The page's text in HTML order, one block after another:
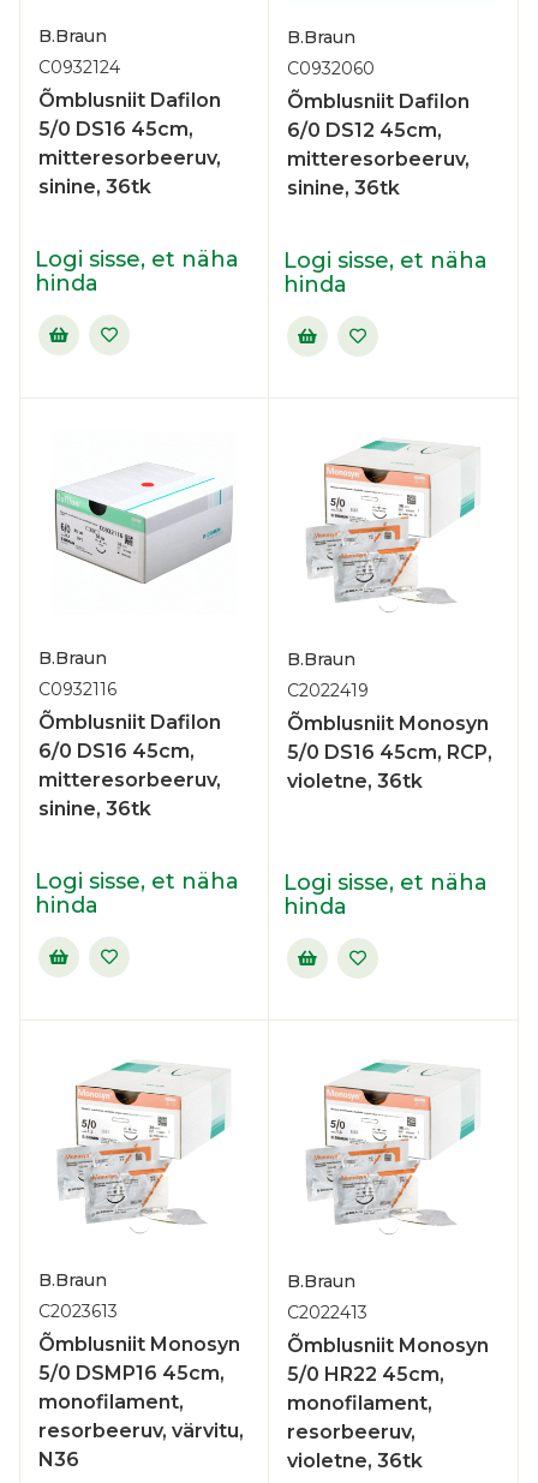
B.Braun
C0932124
Õmblusniit Dafilon
5/0 DS16 45cm,
mitteresorbeeruv,
sinine, 36tk
Logi sisse, et näha
hinda
B.Braun
C0932060
Õmblusniit Dafilon
6/0 DS12 45cm,
mitteresorbeeruv,
sinine, 36tk
Logi sisse, et näha
hinda
B.Braun
C0932116
Õmblusniit Dafilon
6/0 DS16 45cm,
mitteresorbeeruv,
sinine, 36tk
Logi sisse, et näha
hinda
B.Braun
C2022419
Õmblusniit Monosyn
5/0 DS16 45cm, RCP,
violetne, 36tk
Logi sisse, et näha
hinda
B.Braun
C2023613
Õmblusniit Monosyn
5/0 DSMP16 45cm,
monofilament,
resorbeeruv, värvitu,
N36
B.Braun
C2022413
Õmblusniit Monosyn
5/0 HR22 45cm,
monofilament,
resorbeeruv,
violetne, 36tk